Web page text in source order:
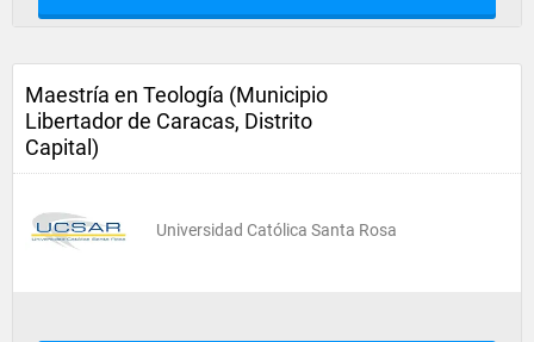
Maestría en Teología (Municipio
Libertador de Caracas, Distrito
Capital)
Universidad Católica Santa Rosa